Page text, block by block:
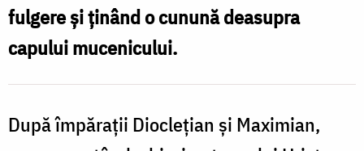
fulgere și ținând o cunună deasupra
capului mucenicului.
După împărații Dioclețian și Maximian,